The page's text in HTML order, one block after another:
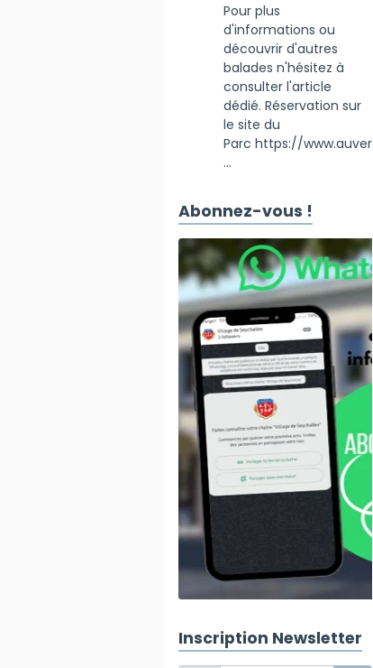
Pour plus
d'informations ou
découvrir d'autres
balades n'hésitez à
consulter l'article
dédié. Réservation sur
le site du
Parc https://www.auver
...
Abonnez-vous !
Inscription Newsletter